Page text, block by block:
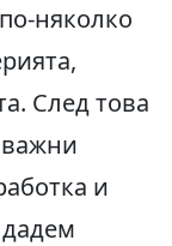
няколко
След това
важни
и